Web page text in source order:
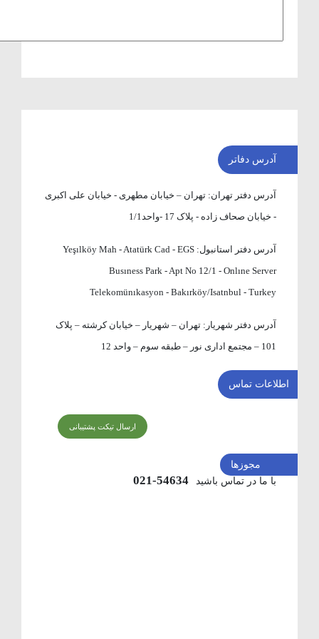
آدرس دفاتر
آدرس دفتر تهران: تهران – خیابان مطهری - خیابان علی اکبری
- خیابان صحاف زاده - پلاک 17 -واحد1/1
آدرس دفتر استانبول: Yeşılköy Mah - Atatürk Cad - EGS
Busıness Park - Apt No 12/1 - Onlıne Server
Telekomünıkasyon - Bakırköy/Isatnbul - Turkey
آدرس دفتر شهریار:تهران – شهریار – خیابان کرشته – پلاک
101 – مجتمع اداری نور – طبقه سوم – واحد 12
اطلاعات تماس
ارسال تیکت پشتیبانی
با ما در تماس باشید 54634-021
مجوزها